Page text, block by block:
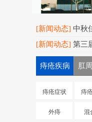
[新闻动态] 中秋
[新闻动态] 第三
痔疮疾病 肛
痔疮症状 痔
外痔 混